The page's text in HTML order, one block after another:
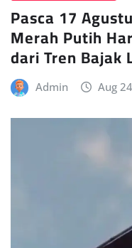
Pasca 17
Merah Putih
dari Tren Bajak
Admin Aug